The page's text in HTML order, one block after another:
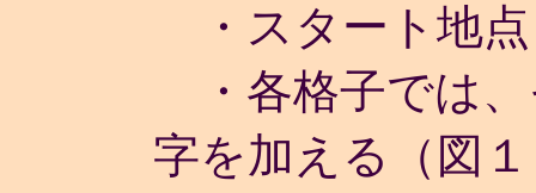
・スタート地
・各格子では、
字を加える（図